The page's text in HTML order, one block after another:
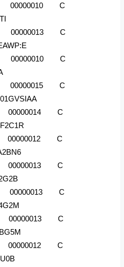
00000010 C
00000013 C
00000010 C
00000015 C
00000014 C
00000012 C
00000013 C
00000013 C
00000013 C
00000012 C